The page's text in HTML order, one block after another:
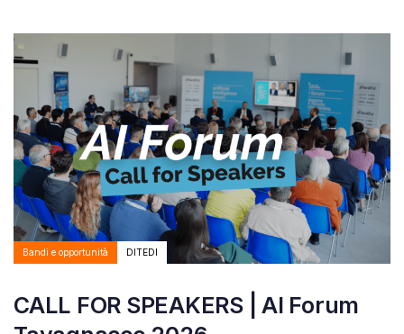
Tags
Bandi e opportunità
Autore:
DITEDI
CALL FOR SPEAKERS | AI Forum